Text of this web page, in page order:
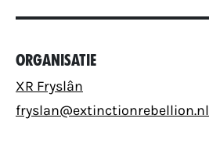
Organisatie
XR Fryslân
fryslan@extinctionrebellion.nl